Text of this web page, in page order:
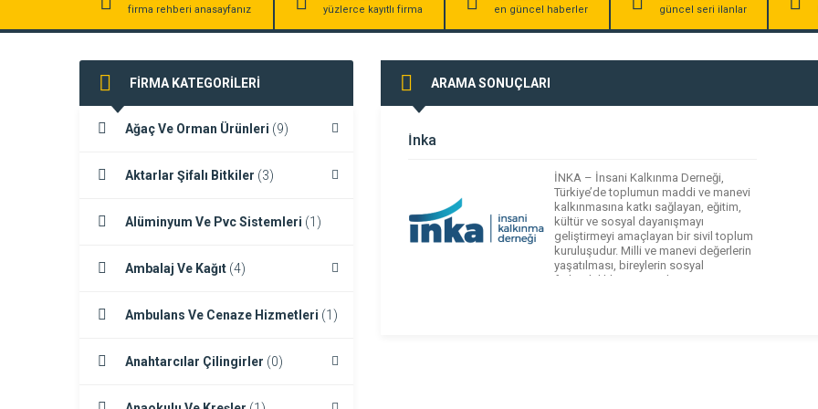
firma rehberi anasayfanız yüzlerce kayıtlı firma en güncel haberler güncel seri ilanlar
FİRMA KATEGORİLERİ
Ağaç Ve Orman Ürünleri (9)
Aktarlar Şifalı Bitkiler (3)
Alüminyum Ve Pvc Sistemleri (1)
Ambalaj Ve Kağıt (4)
Ambulans Ve Cenaze Hizmetleri (1)
Anahtarcılar Çilingirler (0)
ARAMA SONUÇLARI
İnka
İNKA – İnsani Kalkınma Derneği,
Türkiye’de toplumun maddi ve manevi
kalkınmasına katkı sağlayan, eğitim,
kültür ve sosyal dayanışmayı
geliştirmeyi amaçlayan bir sivil toplum
kuruluşudur. Milli ve manevi değerlerin
yaşatılması, bireylerin sosyal
farkındalıklarının artırılması ve